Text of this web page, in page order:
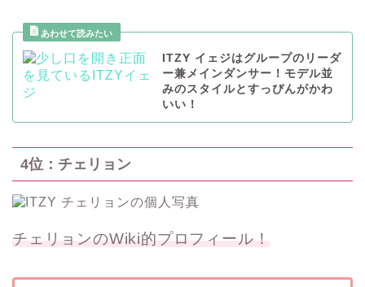
ITZY イェジはグループのリーダ
ー兼メインダンサー！モデル並
みのスタイルとすっぴんがかわ
いい！
4位：チェリョン
チェリョンのWiki的プロフィール！